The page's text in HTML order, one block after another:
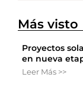
Más visto
Proyectos
en nueva
Leer Más >>